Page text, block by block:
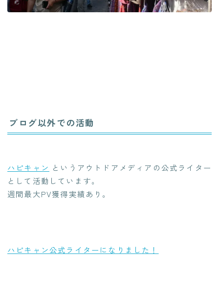
ブログ以外での活動
ハピキャン というアウトドアメディアの公式ライター
として活動しています。
週間最大PV獲得実績あり。
ハピキャン公式ライターになりました！